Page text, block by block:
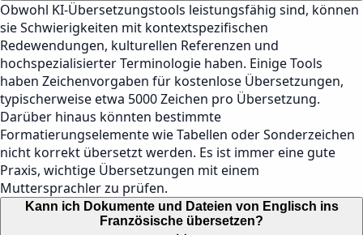
Obwohl KI-Übersetzungstools leistungsfähig sind, können
sie Schwierigkeiten mit kontextspezifischen
Redewendungen, kulturellen Referenzen und
hochspezialisierter Terminologie haben. Einige Tools
haben Zeichenvorgaben für kostenlose Übersetzungen,
typischerweise etwa 5000 Zeichen pro Übersetzung.
Darüber hinaus könnten bestimmte
Formatierungselemente wie Tabellen oder Sonderzeichen
nicht korrekt übersetzt werden. Es ist immer eine gute
Praxis, wichtige Übersetzungen mit einem
Muttersprachler zu prüfen.
Kann ich Dokumente und Dateien von Englisch ins
Französische übersetzen?